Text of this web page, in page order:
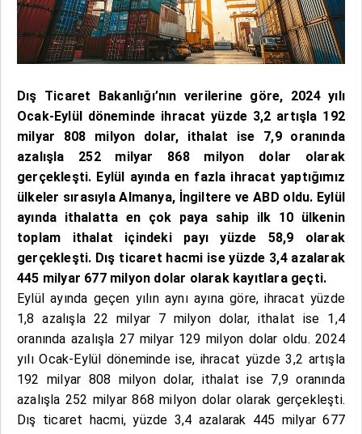
Dış Ticaret Bakanlığı’nın verilerine göre, 2024 yılı
Ocak-Eylül döneminde ihracat yüzde 3,2 artışla 192
milyar 808 milyon dolar, ithalat ise 7,9 oranında
azalışla 252 milyar 868 milyon dolar olarak
gerçekleşti. Eylül ayında en fazla ihracat yaptığımız
ülkeler sırasıyla Almanya, İngiltere ve ABD oldu. Eylül
ayında ithalatta en çok paya sahip ilk 10 ülkenin
toplam ithalat içindeki payı yüzde 58,9 olarak
gerçekleşti. Dış ticaret hacmi ise yüzde 3,4 azalarak
445 milyar 677 milyon dolar olarak kayıtlara geçti.
Eylül ayında geçen yılın aynı ayına göre, ihracat yüzde
1,8 azalışla 22 milyar 7 milyon dolar, ithalat ise 1,4
oranında azalışla 27 milyar 129 milyon dolar oldu. 2024
yılı Ocak-Eylül döneminde ise, ihracat yüzde 3,2 artışla
192 milyar 808 milyon dolar, ithalat ise 7,9 oranında
azalışla 252 milyar 868 milyon dolar olarak gerçekleşti.
Dış ticaret hacmi, yüzde 3,4 azalarak 445 milyar 677